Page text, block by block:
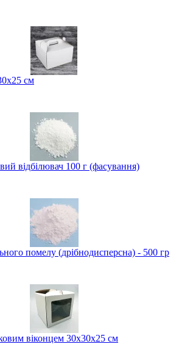
см
відбілювач 100 г (фасування)
помелу (дрібнодисперсна) - 500 гр
віконцем 30х30х25 см